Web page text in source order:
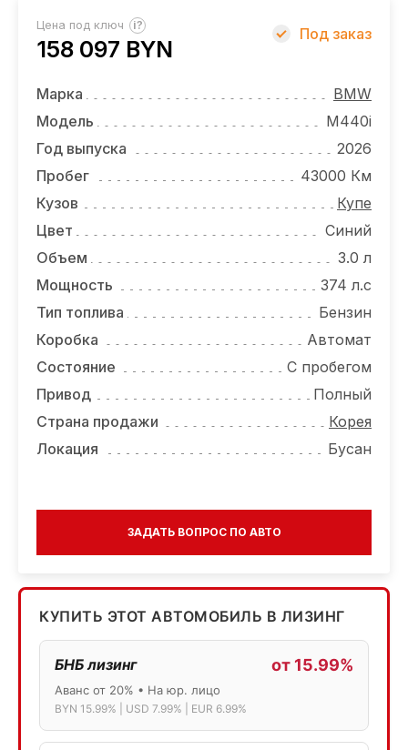
О КОМПАНИИ
КОНТАКТЫ
Цена под ключ ?
158 097 BYN
Под заказ
Марка
BMW
Модель
M440i
Год выпуска
2026
Пробег
43000 Км
Кузов
Купе
Цвет
Синий
Объем
3.0 л
Мощность
374 л.с
Тип топлива
Бензин
Коробка
Автомат
Состояние
С пробегом
Привод
Полный
Страна продажи
Корея
Локация
Бусан
ЗАДАТЬ ВОПРОС ПО АВТО
КУПИТЬ ЭТОТ АВТОМОБИЛЬ В ЛИЗИНГ
БНБ лизинг от 15.99%
Аванс от 20% • На юр. лицо
BYN 15.99% | USD 7.99% | EUR 6.99%